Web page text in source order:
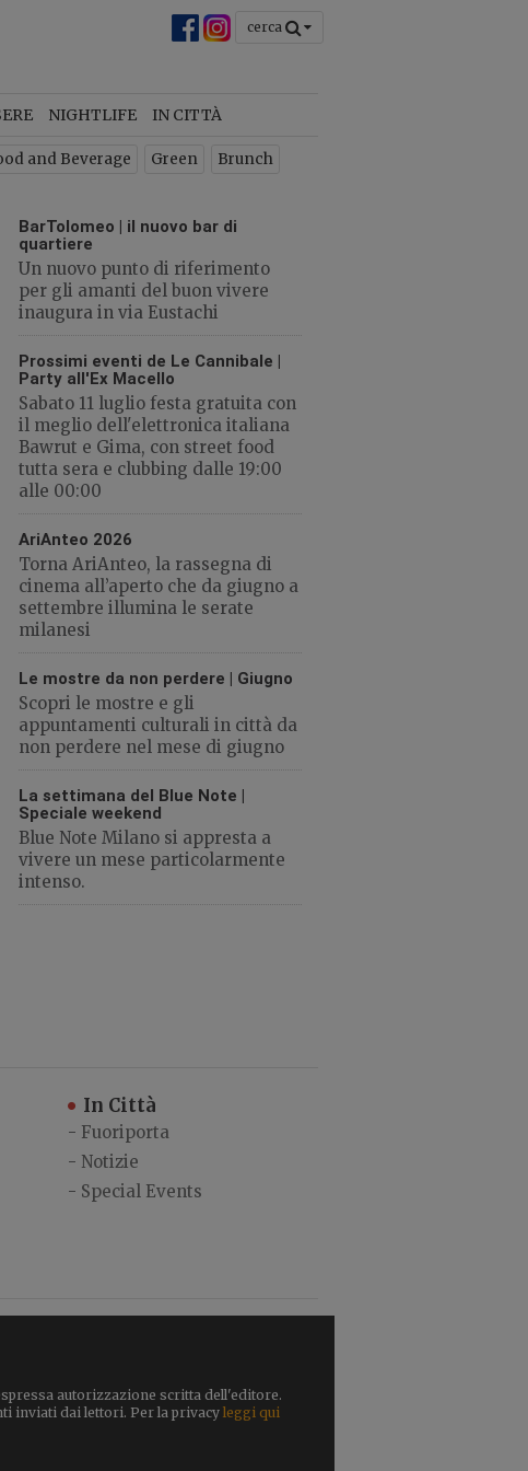
cerca
NIGHTLIFE IN CITTÀ
and Beverage Green Brunch
BarTolomeo | il nuovo bar di
quartiere
Un nuovo punto di riferimento
per gli amanti del buon vivere
inaugura in via Eustachi
Prossimi eventi de Le Cannibale |
Party all'Ex Macello
Sabato 11 luglio festa gratuita con
il meglio dell'elettronica italiana
Bawrut e Gima, con street food
tutta sera e clubbing dalle 19:00
alle 00:00
AriAnteo 2026
Torna AriAnteo, la rassegna di
cinema all’aperto che da giugno a
settembre illumina le serate
milanesi
Le mostre da non perdere | Giugno
Scopri le mostre e gli
appuntamenti culturali in città da
non perdere nel mese di giugno
La settimana del Blue Note |
Speciale weekend
Blue Note Milano si appresta a
vivere un mese particolarmente
intenso.
In Città
- Fuoriporta
- Notizie
- Special Events
autorizzazione scritta dell'editore.
inviati dai lettori. Per la privacy leggi qui
la
CHIUDI